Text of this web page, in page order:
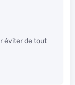
éviter de tout